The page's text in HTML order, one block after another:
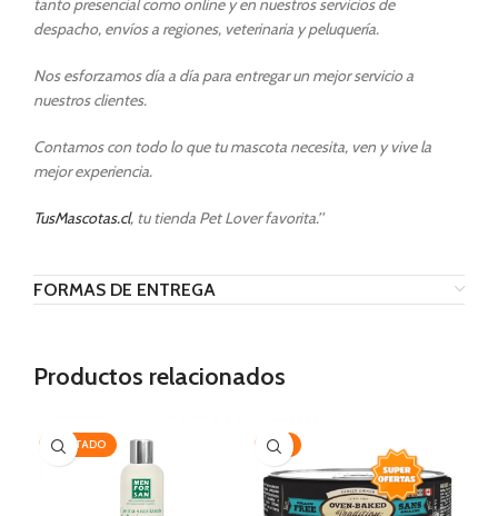
tanto presencial como online y en nuestros servicios de
despacho, envíos a regiones, veterinaria y peluquería.
Nos esforzamos día a día para entregar un mejor servicio a
nuestros clientes.
Contamos con todo lo que tu mascota necesita, ven y vive la
mejor experiencia.
TusMascotas.cl, tu tienda Pet Lover favorita.’’
FORMAS DE ENTREGA
Productos relacionados
AGOTADO -15%